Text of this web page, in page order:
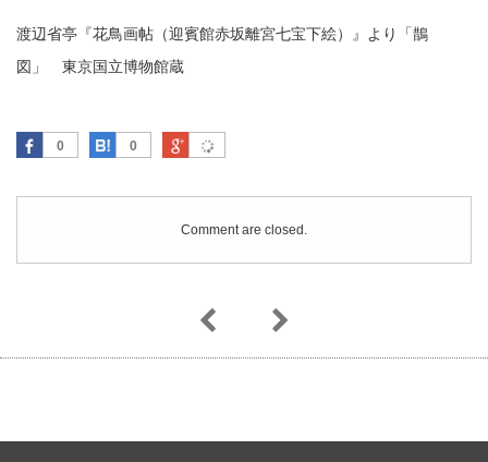
渡辺省亭『花鳥画帖（迎賓館赤坂離宮七宝下絵）』より「鵲
図」 東京国立博物館蔵
0
Facebook 0
はてなブックマーク
Google Plus
Comment are closed.